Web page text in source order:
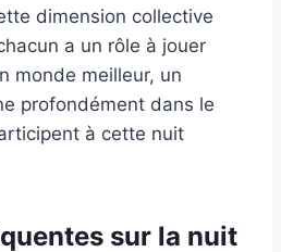
dimension collective
a un rôle à jouer
monde meilleur, un
profondément dans le
à cette nuit
sur la nuit